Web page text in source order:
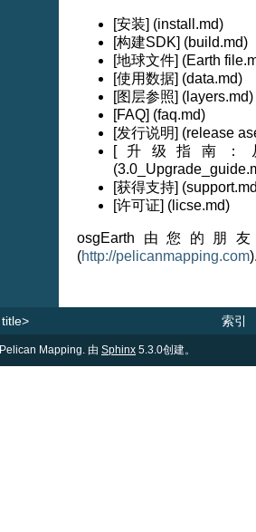
[安装] (install.md)
[构建SDK] (build.md)
[地球文件] (Earth
[使用数据] (data.md)
[图层参照] (layers.md)
[FAQ] (faq.md)
[发行说明] (release
[升级指南：
[获得支持]
[许可证] (licse.md)
osgEarth由您的
(http://pelicanmapping.com
索引
Mapping. 由 Sphinx 5.3.0创建。